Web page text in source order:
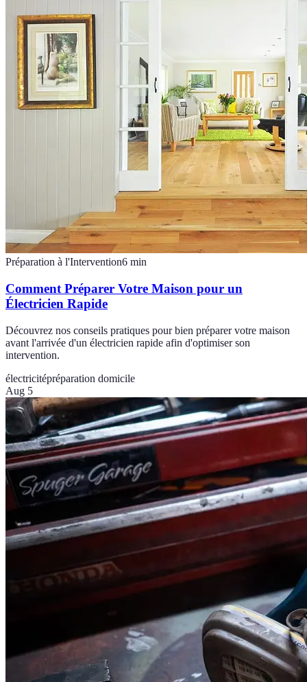
Préparation à l'Intervention6 min
Comment Préparer Votre Maison pour un
Électricien Rapide
Découvrez nos conseils pratiques pour bien préparer votre maison
avant l'arrivée d'un électricien rapide afin d'optimiser son
intervention.
électricitépréparation domicile
Aug 5